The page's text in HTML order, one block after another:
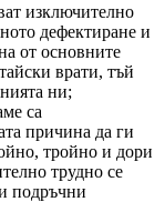
изключително
дефектиране и
от основните
врати, тъй
ни;
са
причина да ги
тройно и дори
трудно се
подръчни